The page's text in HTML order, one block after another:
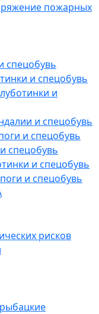
пожарных
спецобувь
и спецобувь
и
и спецобувь
и спецобувь
спецобувь
и спецобувь
и спецобувь
рисков